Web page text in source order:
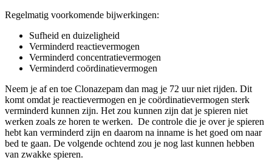
Regelmatig voorkomende bijwerkingen:
Sufheid en duizeligheid
Verminderd reactievermogen
Verminderd concentratievermogen
Verminderd coördinatievermogen
Neem je af en toe Clonazepam dan mag je 72 uur niet rijden. Dit
komt omdat je reactievermogen en je coördinatievermogen sterk
verminderd kunnen zijn. Het zou kunnen zijn dat je spieren niet
werken zoals ze horen te werken. De controle die je over je spieren
hebt kan verminderd zijn en daarom na inname is het goed om naar
bed te gaan. De volgende ochtend zou je nog last kunnen hebben
van zwakke spieren.